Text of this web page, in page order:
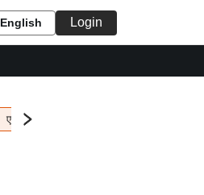
English Login
एचबीएसई 12वीं का रिजल्ट लाइव